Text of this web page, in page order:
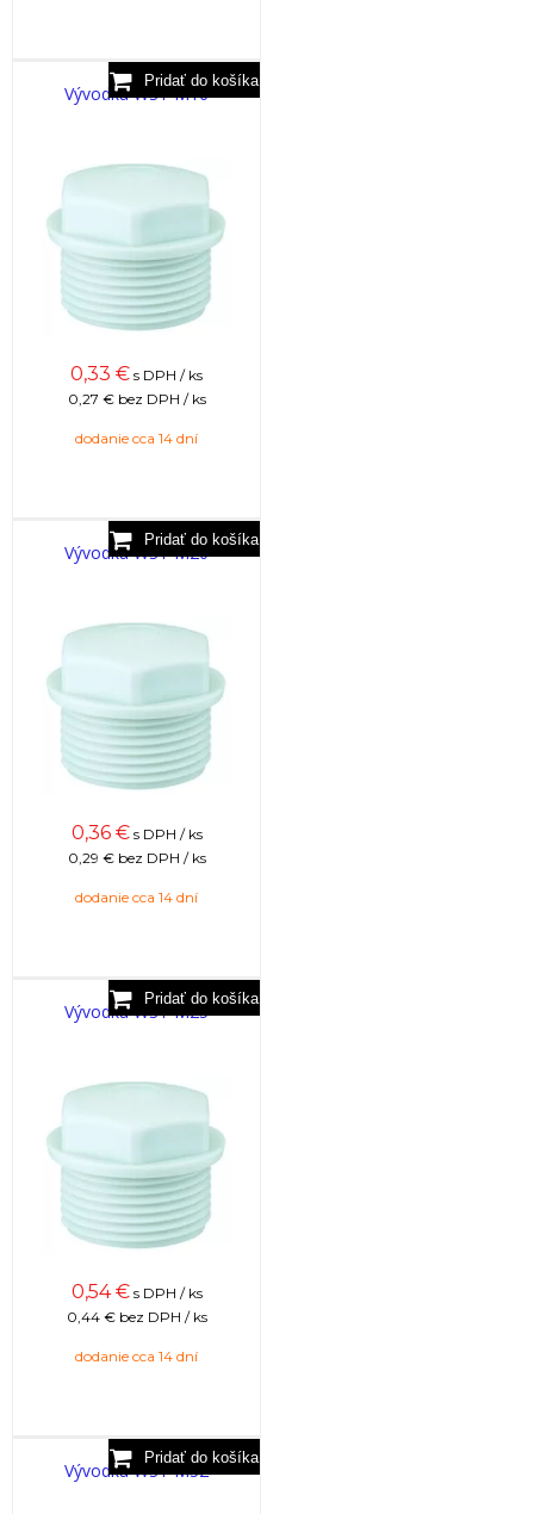
Vývodka WST M16
0,33 € s DPH / ks
0,27 € bez DPH / ks
dodanie cca 14 dní
Vývodka WST M20
0,36 € s DPH / ks
0,29 € bez DPH / ks
dodanie cca 14 dní
Vývodka WST M25
0,54 € s DPH / ks
0,44 € bez DPH / ks
dodanie cca 14 dní
Vývodka WST M32